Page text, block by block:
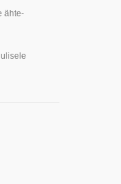
ähte-